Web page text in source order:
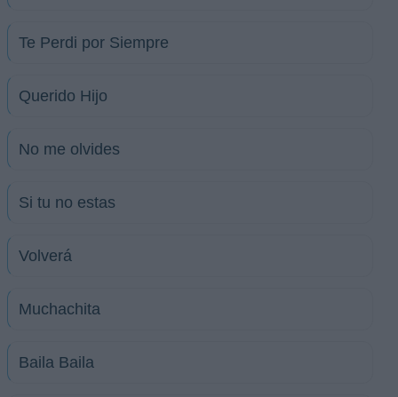
Te Perdi por Siempre
Querido Hijo
No me olvides
Si tu no estas
Volverá
Muchachita
Baila Baila